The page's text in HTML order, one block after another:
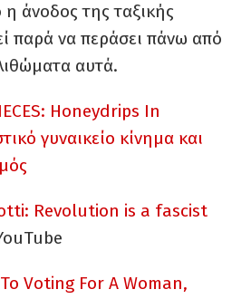
η άνοδος της ταξικής
παρά να περάσει πάνω από
αυτά.
Honeydrips In
γυναικείο κίνημα και
Revolution is a fascist
Voting For A Woman,